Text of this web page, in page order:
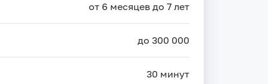
от 6 месяцев до 7 лет
до 300 000
30 минут